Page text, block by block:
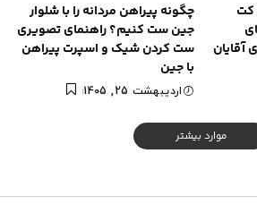
کت
آقایان
چگونه پیراهن مردانه را با شلوار
جین ست کنیم؟ راهنمای تصویری
ست کردن شیک و اسپرت پیراهن
با جین
اردیبهشت 25, 1405
موارد بیشتر